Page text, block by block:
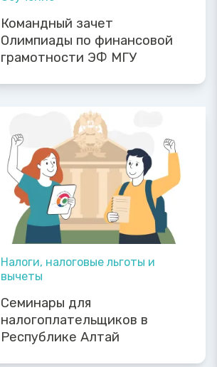
Командный зачет
Олимпиады по финансовой
грамотности ЭФ МГУ
Налоги, налоговые льготы и
вычеты
Семинары для
налогоплательщиков в
Республике Алтай